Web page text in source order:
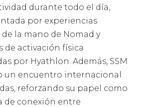
durante todo el día,
por experiencias
la mano de Nomad y
de activación física
por Hyathlon. Además, SSM
un encuentro internacional
reforzando su papel como
de conexión entre